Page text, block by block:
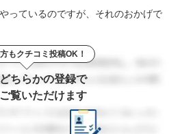
っているのですが、それのおかげで
もクチコミ投稿OK！
ちらかの登録で
覧いただけます